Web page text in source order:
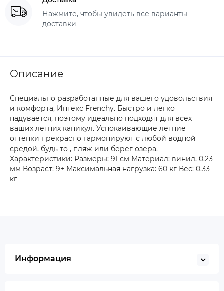
Нажмите, чтобы увидеть все варианты
доставки
Описание
Специально разработанные для вашего удовольствия
и комфорта, Интекс Frenchy. Быстро и легко
надувается, поэтому идеально подходят для всех
ваших летних каникул. Успокаивающие летние
оттенки прекрасно гармонируют с любой водной
средой, будь то , пляж или берег озера.
Характеристики: Размеры: 91 см Материал: винил, 0.23
мм Возраст: 9+ Максимальная нагрузка: 60 кг Вес: 0.33
кг
Информация